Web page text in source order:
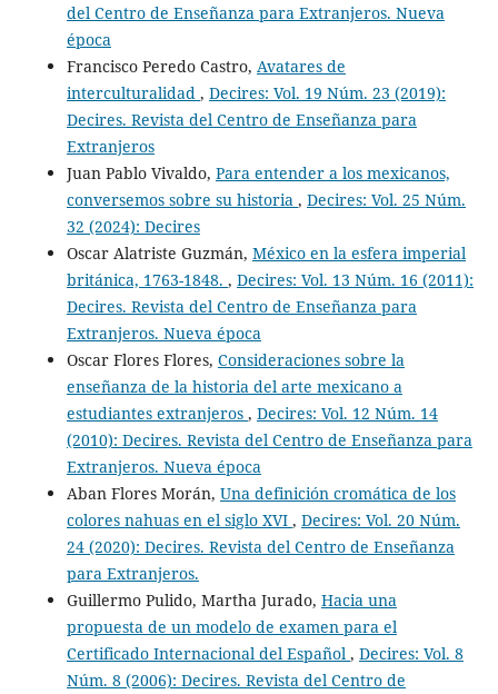
del Centro de Enseñanza para Extranjeros. Nueva
época
Francisco Peredo Castro, Avatares de
interculturalidad , Decires: Vol. 19 Núm. 23 (2019):
Decires. Revista del Centro de Enseñanza para
Extranjeros
Juan Pablo Vivaldo, Para entender a los mexicanos,
conversemos sobre su historia , Decires: Vol. 25 Núm.
32 (2024): Decires
Oscar Alatriste Guzmán, México en la esfera imperial
británica, 1763-1848. , Decires: Vol. 13 Núm. 16 (2011):
Decires. Revista del Centro de Enseñanza para
Extranjeros. Nueva época
Oscar Flores Flores, Consideraciones sobre la
enseñanza de la historia del arte mexicano a
estudiantes extranjeros , Decires: Vol. 12 Núm. 14
(2010): Decires. Revista del Centro de Enseñanza para
Extranjeros. Nueva época
Aban Flores Morán, Una definición cromática de los
colores nahuas en el siglo XVI , Decires: Vol. 20 Núm.
24 (2020): Decires. Revista del Centro de Enseñanza
para Extranjeros.
Guillermo Pulido, Martha Jurado, Hacia una
propuesta de un modelo de examen para el
Certificado Internacional del Español , Decires: Vol. 8
Núm. 8 (2006): Decires. Revista del Centro de